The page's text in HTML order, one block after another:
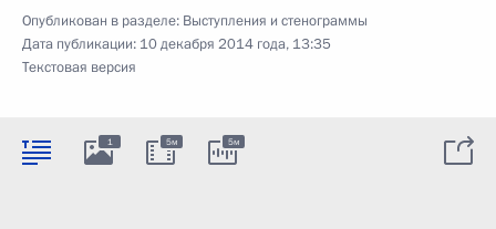
Опубликован в разделе: Выступления и стенограммы
Дата публикации: 10 декабря 2014 года, 13:35
Текстовая версия
1 5м 5м